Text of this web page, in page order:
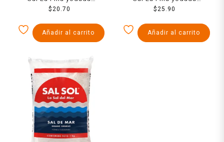
fluorurada natural 1 kg
$ 20.70
Añadir al carrito
fluorurada natural bote 1
$ 25.90
Añadir al carrito